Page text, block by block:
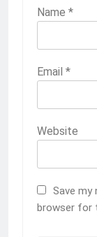
Name *
Email *
Website
Save my
browser for